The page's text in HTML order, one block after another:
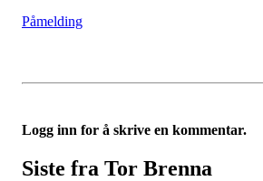
Påmelding
Logg inn for å skrive en kommentar.
Siste fra Tor Brenna